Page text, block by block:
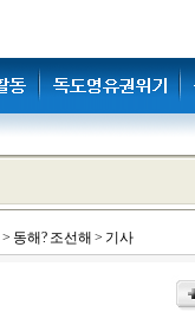
> 동해? 조선해 > 기사